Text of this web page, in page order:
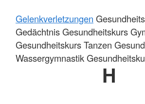
Gelenkverletzungen
Gedächtnis Gesundheitskurs
Gesundheitskurs Tanzen
Wassergymnastik
H